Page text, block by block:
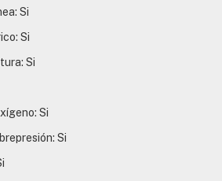
Si
Si
Si
Si
Si